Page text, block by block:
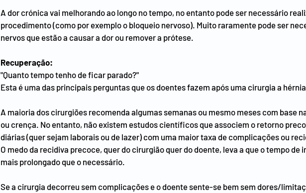
A dor crónica vai melhorando ao longo no tempo, no entanto pode ser necessário
procedimento (como por exemplo o bloqueio nervoso). Muito raramente pode ser
nervos que estão a causar a dor ou remover a prótese.
Recuperação:
"Quanto tempo tenho de ficar parado?"
Esta é uma das principais perguntas que os doentes fazem após uma cirurgia a
A maioria dos cirurgiões recomenda algumas semanas ou mesmo meses com base
ou crença. No entanto, não existem estudos científicos que associem o retorno
diárias (quer sejam laborais ou de lazer) com uma maior taxa de complicações ou
O medo da recidiva precoce, quer do cirurgião quer do doente, leva a que o tempo de
mais prolongado que o necessário.
Se a cirurgia decorreu sem complicações e o doente sente-se bem sem dores/